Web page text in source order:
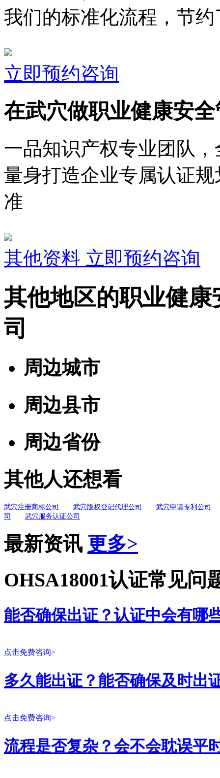
我们的标准化流程，节
立即预约咨询
在武穴做职业健康安
一品知识产权专业团队
量身打造企业专属认证
准
其他资料 立即预约咨询
其他地区的职业健
司
周边城市
周边县市
周边省份
其他人还想看
武穴注册商标公司 武穴版权登记代理公司
武穴申请专利公司
司
武穴服务认证公司
最新资讯 更多>
OHSA18001认证常见问
能否确保出证？认证中会有哪
点击免费咨询>
多久能出证？能否确保及时出
点击免费咨询>
流程是否复杂？会不会耽误平